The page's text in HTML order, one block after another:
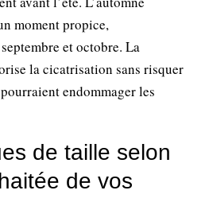
moment propice,
et octobre. La
la cicatrisation sans risquer
endommager les
de taille selon
de vos